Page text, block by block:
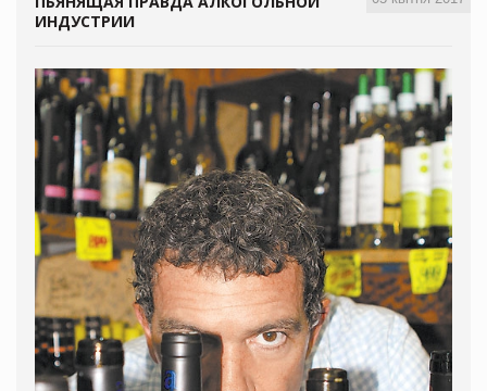
ИНДУСТРИИ